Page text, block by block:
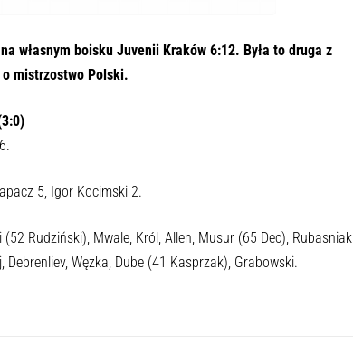
własnym boisku Juvenii Kraków 6:12. Była to druga z
mistrzostwo Polski.
5, Igor Kocimski 2.
Rudziński), Mwale, Król, Allen, Musur (65 Dec), Rubasniak
Węzka, Dube (41 Kasprzak), Grabowski.